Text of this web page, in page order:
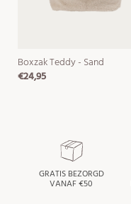
Boxzak Teddy - Sand
normale
€24,95
GRATIS BEZORGD
VANAF €50